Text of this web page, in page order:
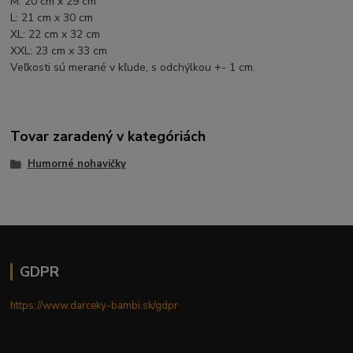
L: 21 cm x 30 cm
XL: 22 cm x 32 cm
XXL: 23 cm x 33 cm
Veľkosti sú merané v kľude, s odchýlkou +- 1 cm.
Tovar zaradený v kategóriách
Humorné nohavičky
GDPR
https://www.darceky-bambi.sk/gdpr